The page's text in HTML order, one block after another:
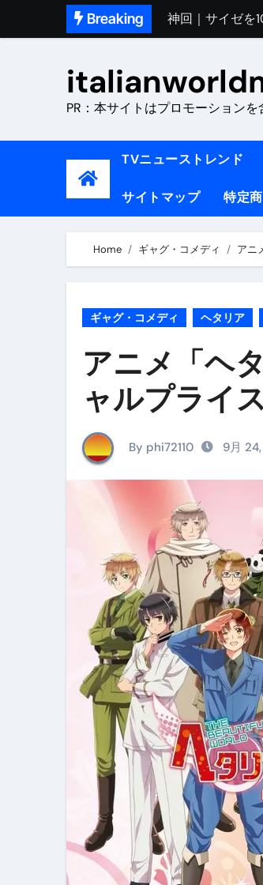
Breaking
初めてのイタリ
イタリア人シェ
「イタリア旅
イタリアNo. 1
ラビッド・ドッ
【vlog】超弾丸
TRUE COLORS
イタリア料理店
笑む窓のある家
【Vlog：July
イタリアでの最
Lake Como,
【Instagram
【賄いラーメン
【トマトパスタ
フェノミナ-4K
フェノミナ-4K
2026年料理人ロ
今年一番美味
イタリア流
カ
イタリア旅行体
本場イタリア観
PR：本サイトはプロモーションを
TVニューストレンド
サイトマップ 特定
Home ギャグ・コメディ アニ
ギャグ・コメディ ヘタリア
アニメ「ヘ
ャルプライ
By phi72110 9月